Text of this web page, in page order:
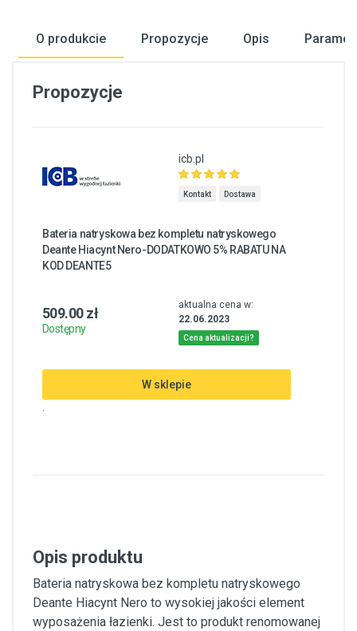
O produkcie Propozycje Opis
Propozycje
icb.pl
Kontakt Dostawa
Bateria natryskowa bez kompletu natryskowego
Deante Hiacynt Nero-DODATKOWO 5% RABATU NA
KOD DEANTE5
509.00 zł
Dostępny
aktualna cena w:
22.06.2023
Cena aktualizacji?
W sklepie
.
Opis produktu
Bateria natryskowa bez kompletu natryskowego
Deante Hiacynt Nero to wysokiej jakości element
wyposażenia łazienki. Jest to produkt renomowanej